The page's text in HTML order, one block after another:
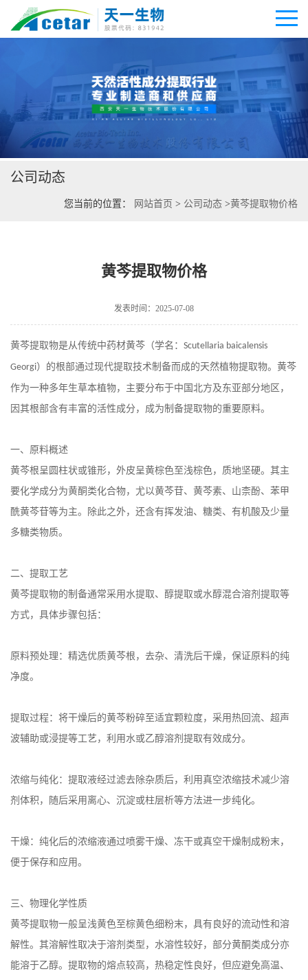
公司首页
公司介绍
公司动态
公司动态
您当前的位置： 网站首页 > 公司动态 >黄芩提取物价格
黄芩提取物价格
发表时间：2025-07-08
黄芩提取物是从传统中药材黄芩（学名： Scutellaria baicalensis
Georgi）的根部通过现代提取技术制备而成的天然植物提取物。黄芩
作为一种多年生草本植物，主要分布于中国北方及东亚部分地区，
因其根部含有丰富的活性成分，成为制备提取物的重要原料。
一、原料概述
黄芩根呈圆柱状或锥形，外皮呈黄棕色至浅棕色，质地坚硬。其主
要化学成分为黄酮类化合物，尤以黄芩苷、黄芩素、山柰酚、苯甲
酰黄芩苷等为主。除此之外，还含有挥发油、糖类、有机酸及少量
多糖类物质。
二、提取工艺
黄芩提取物的制备通常采用水提取、醇提取或水醇混合溶剂提取等
方式，具体步骤包括：
原料预处理：精选优质黄芩根，去杂、清洗后干燥，保证原料的纯
净度。
提取过程：将干燥后的黄芩粉碎至适宜颗粒度，采用热回流、超声
波辅助或浸提等工艺，利用水或乙醇溶剂提取有效成分。
浓缩与纯化：提取液经过滤去除杂质后，利用真空浓缩技术减少溶
剂体积，随后采用离心、沉淀或柱层析等方法进一步纯化。
干燥：纯化后的浓缩液通过喷雾干燥、冻干或真空干燥制成粉末，
便于保存和应用。
三、物理化学性质
黄芩提取物一般呈浅黄色至棕黄色细粉末，具有良好的流动性和溶
解性。其溶解性取决于溶剂类型，水溶性较好，部分黄酮类成分亦
能溶于乙醇。提取物的熔点较高，热稳定性良好，但应避免高温、